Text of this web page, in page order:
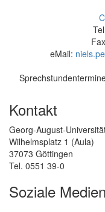
eMail:
Kontakt
Georg-August-
Wilhelmsplatz 1 (Aula)
37073 Göttingen
Tel. 0551 39-0
Soziale Medien